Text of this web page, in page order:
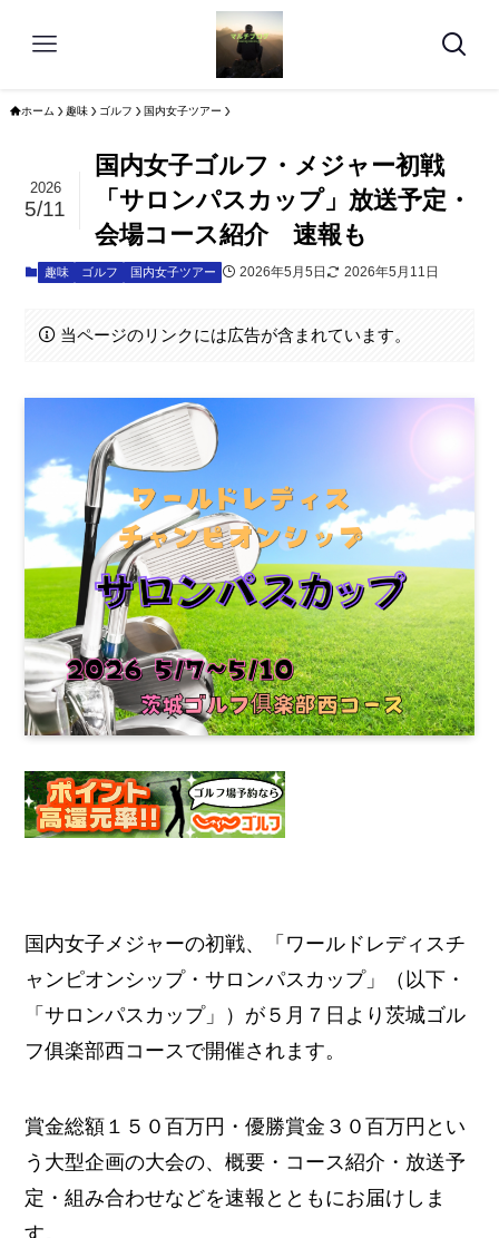
ホーム 趣味 ゴルフ 国内女子ツアー
国内女子ゴルフ・メジャー初戦
「サロンパスカップ」放送予定・
会場コース紹介 速報も
2026
5/11
趣味 ゴルフ 国内女子ツアー 2026年5月5日 2026年5月11日
当ページのリンクには広告が含まれています。
国内女子メジャーの初戦、「ワールドレディスチ
ャンピオンシップ・サロンパスカップ」（以下・
「サロンパスカップ」）が５月７日より茨城ゴル
フ俱楽部西コースで開催されます。
賞金総額１５０百万円・優勝賞金３０百万円とい
う大型企画の大会の、概要・コース紹介・放送予
定・組み合わせなどを速報とともにお届けしま
す。